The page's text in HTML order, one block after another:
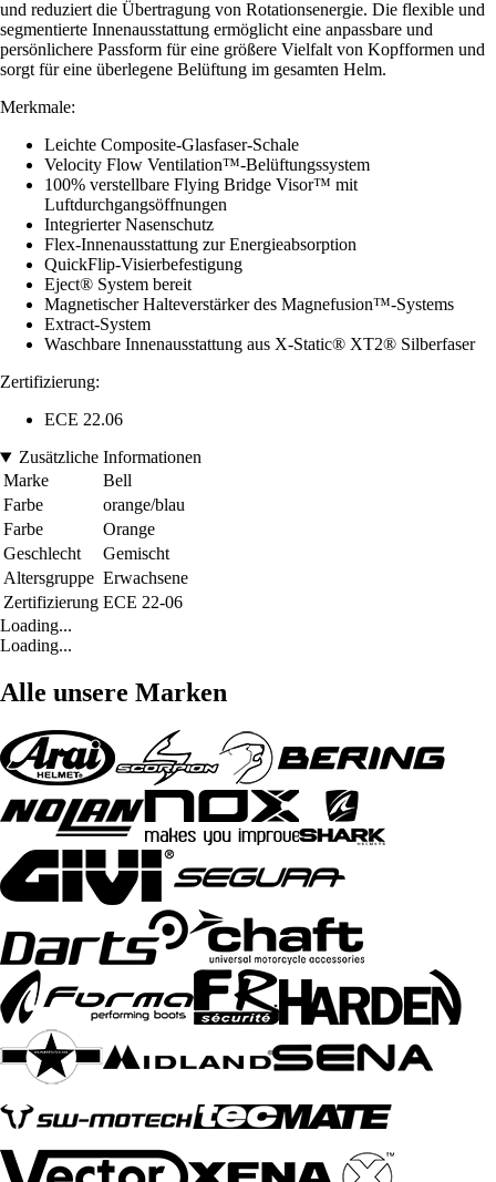
und reduziert die Übertragung von Rotationsenergie. Die flexible und
segmentierte Innenausstattung ermöglicht eine anpassbare und
persönlichere Passform für eine größere Vielfalt von Kopfformen und
sorgt für eine überlegene Belüftung im gesamten Helm.
Merkmale:
Leichte Composite-Glasfaser-Schale
Velocity Flow Ventilation™-Belüftungssystem
100% verstellbare Flying Bridge Visor™ mit
Luftdurchgangsöffnungen
Integrierter Nasenschutz
Flex-Innenausstattung zur Energieabsorption
QuickFlip-Visierbefestigung
Eject® System bereit
Magnetischer Halteverstärker des Magnefusion™-Systems
Extract-System
Waschbare Innenausstattung aus X-Static® XT2® Silberfaser
Zertifizierung:
ECE 22.06
Zusätzliche Informationen
Marke
Bell
Farbe
orange/blau
Farbe
Orange
Geschlecht
Gemischt
Altersgruppe Erwachsene
Zertifizierung ECE 22-06
Loading...
Loading...
Alle unsere Marken